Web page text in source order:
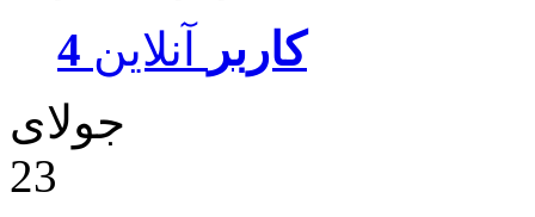
4 کاربر
آنلاین
جولای
23